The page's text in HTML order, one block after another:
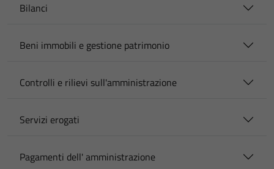
Bilanci
Beni immobili e gestione patrimonio
Controlli e rilievi sull'amministrazione
Servizi erogati
Pagamenti dell' amministrazione